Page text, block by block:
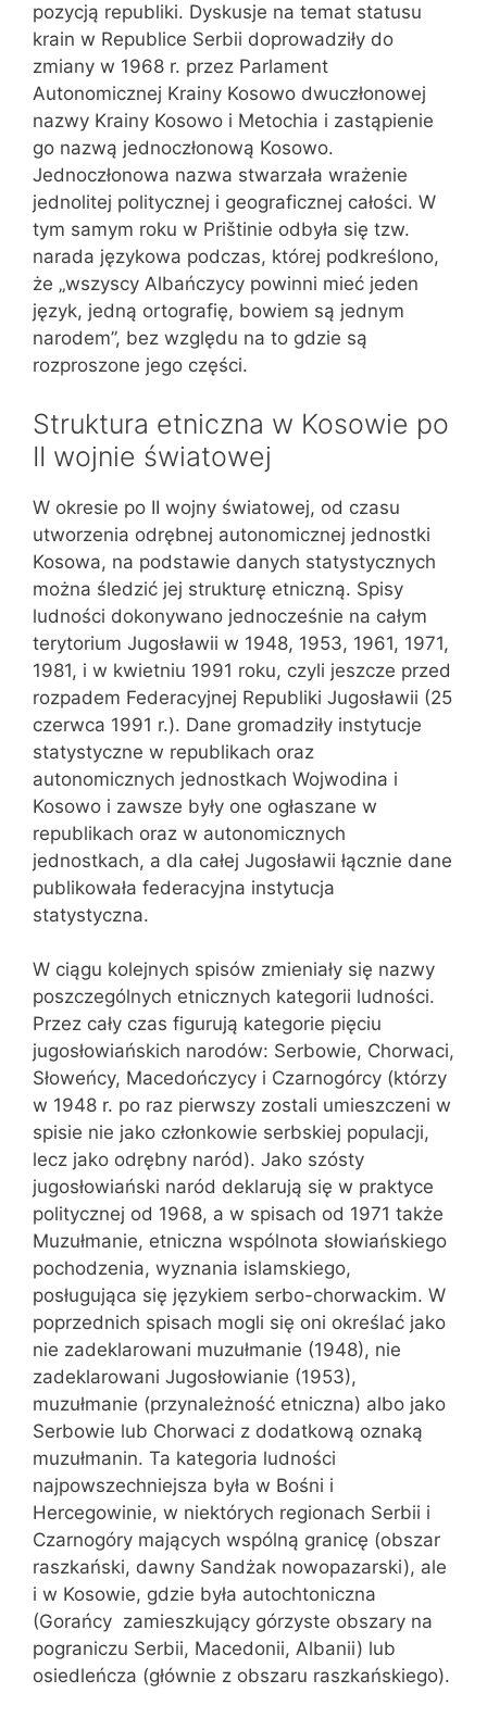
pozycją republiki. Dyskusje na temat statusu
krain w Republice Serbii doprowadziły do
zmiany w 1968 r. przez Parlament
Autonomicznej Krainy Kosowo dwuczłonowej
nazwy Krainy Kosowo i Metochia i zastąpienie
go nazwą jednoczłonową Kosowo.
Jednoczłonowa nazwa stwarzała wrażenie
jednolitej politycznej i geograficznej całości. W
tym samym roku w Prištinie odbyła się tzw.
narada językowa podczas, której podkreślono,
że „wszyscy Albańczycy powinni mieć jeden
język, jedną ortografię, bowiem są jednym
narodem”, bez względu na to gdzie są
rozproszone jego części.
Struktura etniczna w Kosowie po
II wojnie światowej
W okresie po II wojny światowej, od czasu
utworzenia odrębnej autonomicznej jednostki
Kosowa, na podstawie danych statystycznych
można śledzić jej strukturę etniczną. Spisy
ludności dokonywano jednocześnie na całym
terytorium Jugosławii w 1948, 1953, 1961, 1971,
1981, i w kwietniu 1991 roku, czyli jeszcze przed
rozpadem Federacyjnej Republiki Jugosławii (25
czerwca 1991 r.). Dane gromadziły instytucje
statystyczne w republikach oraz
autonomicznych jednostkach Wojwodina i
Kosowo i zawsze były one ogłaszane w
republikach oraz w autonomicznych
jednostkach, a dla całej Jugosławii łącznie dane
publikowała federacyjna instytucja
statystyczna.
W ciągu kolejnych spisów zmieniały się nazwy
poszczególnych etnicznych kategorii ludności.
Przez cały czas figurują kategorie pięciu
jugosłowiańskich narodów: Serbowie, Chorwaci,
Słoweńcy, Macedończycy i Czarnogórcy (którzy
w 1948 r. po raz pierwszy zostali umieszczeni w
spisie nie jako członkowie serbskiej populacji,
lecz jako odrębny naród). Jako szósty
jugosłowiański naród deklarują się w praktyce
politycznej od 1968, a w spisach od 1971 także
Muzułmanie, etniczna wspólnota słowiańskiego
pochodzenia, wyznania islamskiego,
posługująca się językiem serbo-chorwackim. W
poprzednich spisach mogli się oni określać jako
nie zadeklarowani muzułmanie (1948), nie
zadeklarowani Jugosłowianie (1953),
muzułmanie (przynależność etniczna) albo jako
Serbowie lub Chorwaci z dodatkową oznaką
muzułmanin. Ta kategoria ludności
najpowszechniejsza była w Bośni i
Hercegowinie, w niektórych regionach Serbii i
Czarnogóry mających wspólną granicę (obszar
raszkański, dawny Sandżak nowopazarski), ale
i w Kosowie, gdzie była autochtoniczna
(Gorańcy  zamieszkujący górzyste obszary na
pograniczu Serbii, Macedonii, Albanii) lub
osiedleńcza (głównie z obszaru raszkańskiego).